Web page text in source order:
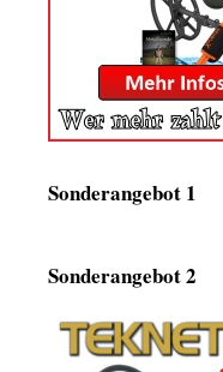
Sonderangebot 1
Sonderangebot 2